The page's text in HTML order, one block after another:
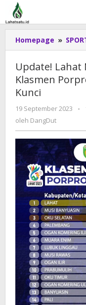
Lewati
konten
Homepage »
Update! Lahat
Klasmen
Kunci
19 September 2023 -
oleh DangDut